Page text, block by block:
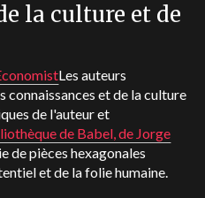
la culture et de
Les auteurs
et de la culture
de l'auteur et
de Babel, de Jorge
de pièces hexagonales
et de la folie humaine.